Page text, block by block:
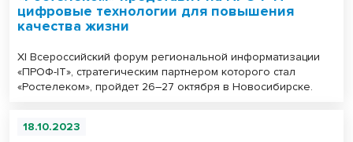
цифровые технологии для повышения
качества жизни
XI Всероссийский форум региональной информатизации
«ПРОФ-IT», стратегическим партнером которого стал
«Ростелеком», пройдет 26–27 октября в Новосибирске.
18.10.2023